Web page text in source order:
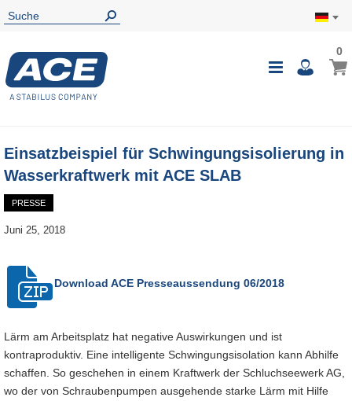
00
Einsatzbeispiel für Schwingungsisolierung in
Wasserkraftwerk mit ACE SLAB
PRESSE
Juni 25, 2018
Download ACE Presseaussendung 06/2018
Lärm am Arbeitsplatz hat negative Auswirkungen und ist
kontraproduktiv. Eine intelligente Schwingungsisolation kann Abhilfe
schaffen. So geschehen in einem Kraftwerk der Schluchseewerk AG,
wo der von Schraubenpumpen ausgehende starke Lärm mit Hilfe